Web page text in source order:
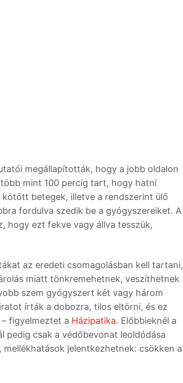
megállapították, hogy a jobb oldalon
mint 100 percig tart, hogy hatni
betegek, illetve a rendszerint ülő
fordulva szedik be a gyógyszereiket. A
hogy ezt fekve vagy állva tesszük,
az eredeti csomagolásban kell tartani,
miatt tönkremehetnek, veszíthetnek
szem gyógyszert két vagy három
írták a dobozra, tilos eltörni, és ez
figyelmeztet a Házipatika. Előbbieknél a
pedig csak a védőbevonat leoldódása
jelentkezhetnek: csökken a